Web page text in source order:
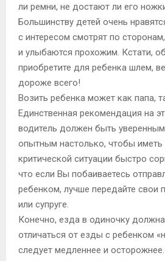
ли ремни, не достают ли его
Большинству детей очень
с интересом смотрят по
и улыбаются прохожим. Кстати,
приобретите для ребенка шлем,
дороже всего!
Возить ребенка может как папа,
Единственная рекомендация на
водитель должен быть уверенным
опытным настолько, чтобы
критической ситуации быстро
что если Вы побаиваетесь
ребенком, лучше передайте свои
или супруге.
Конечно, езда в одиночку
отличаться от езды с ребенком
следует медленнее и